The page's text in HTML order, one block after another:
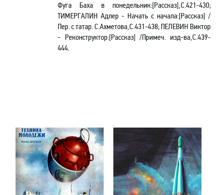
Фуга Баха в понедельник:[Рассказ],С.421-430;
ТИМЕРГАЛИН Адлер - Начать с начала:[Рассказ] /
Пер. с татар. С.Ахметова,С.431-438; ПЕЛЕВИН Виктор
- Реконструктор:[Рассказ] /Примеч. изд-ва,С.439-
444.